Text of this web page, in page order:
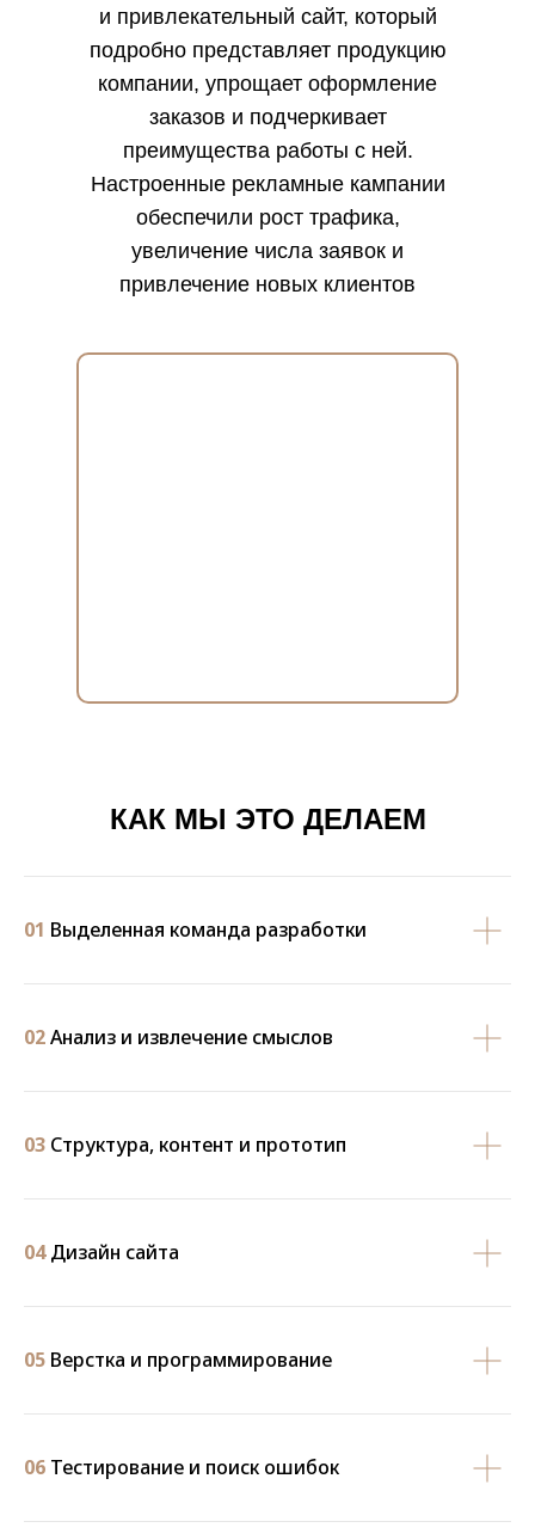
и привлекательный сайт, который
подробно представляет продукцию
компании, упрощает оформление
заказов и подчеркивает
преимущества работы с ней.
Настроенные рекламные кампании
обеспечили рост трафика,
увеличение числа заявок и
привлечение новых клиентов
КАК МЫ ЭТО ДЕЛАЕМ
01 Выделенная команда разработки
02Анализ и извлечение смыслов
03 Структура, контент и прототип
04 Дизайн сайта
05 Верстка и программирование
06 Тестирование и поиск ошибок